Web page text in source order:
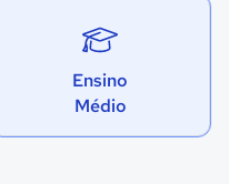
Ensino
Médio